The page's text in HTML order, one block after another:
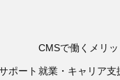
CMSで働くメリッ
ポート 就業・キャリア支